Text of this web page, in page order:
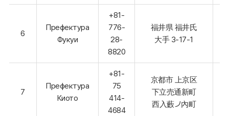
6
Префектура
Фукуи
+81-
776-
28-
8820
福井県 福井氏
大手 3-17-1
7
Префектура
Киото
+81-
75
414-
4684
京都市 上京区
下立売通新町
西入藪ノ內町